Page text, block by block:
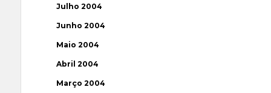
Julho 2004
Junho 2004
Maio 2004
Abril 2004
Março 2004